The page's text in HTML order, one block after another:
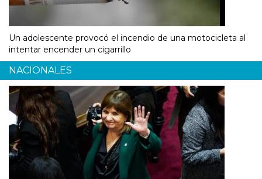
Un adolescente provocó el incendio de una motocicleta al
intentar encender un cigarrillo
NACIONALES